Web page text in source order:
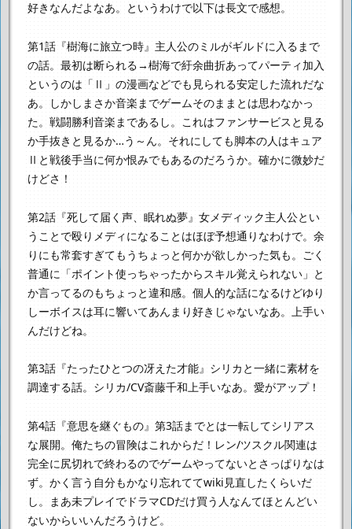
好きなんだよなあ。 というわけで以下は長文で感想。
第1話『樹海に旅立つ時』 主人公のミルがギルドに入るまで
の話。 最初は断られる→樹海で紆余曲折あってパーティ加入
というのは「Ⅱ」の漫画などでも見られる安定した流れだな
あ。
しかしまさか音楽までゲームそのままとは思わなかっ
た。戦闘勝利音楽まであるし。 これはファンサービスと見る
か手抜きと見るか…う～ん。 それにしても脚本の人はキュア
Ⅱと戦後手当に何か恨みでもあるのだろうか。 確かに微妙だ
けどさ！
第2話『死して届く声、眠れぬ夢』 女メディック主人公とい
うことで殴りメディになることはほぼ予想通りなわけで。 余
りにも常套すぎてもうちょっと何かが欲しかった気も。
ごく
普通に「ポイント使っちゃったからスキル覚えられない」と
か言ってるのもちょっと違和感。 個人的な話になるけどゆり
しーボイスは耳に響いてあんまり好きじゃないなあ。
上手い
んだけどね。
第3話『たったひとつの冴えた才能』 シリカと一緒に素材を
調達する話。シリカ/CV斎藤千和上手いなあ。 愛がアップ！
第4話『意思を継ぐもの』 第3話までとは一転してシリアス
な展開。俺たちの冒険はこれからだ！ レン/ツスクル関連は
完全に尻切れで終わるのでゲームやってないとさっぱりなは
ず。 かく言う自分もかなり忘れててwiki見直したくらいだ
し。 まあ未プレイでドラマCDだけ買う人なんてほとんどい
ないからいいんだろうけど。